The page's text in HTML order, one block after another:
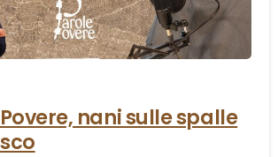
5
nani sulle spalle